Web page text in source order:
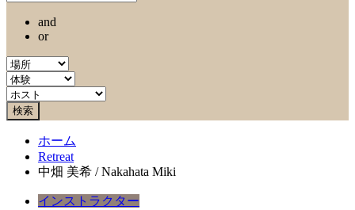
and
or
ホーム
Retreat
中畑 美希 / Nakahata Miki
インストラクター